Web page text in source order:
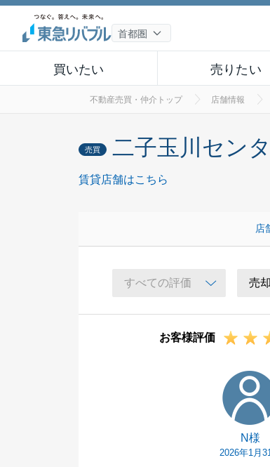
買いたい 売りたい
不動産売買・仲介トップ 店舗情報
売買 二子玉川セン
賃貸店舗はこちら
店
お客様評価
N様
2026年1月